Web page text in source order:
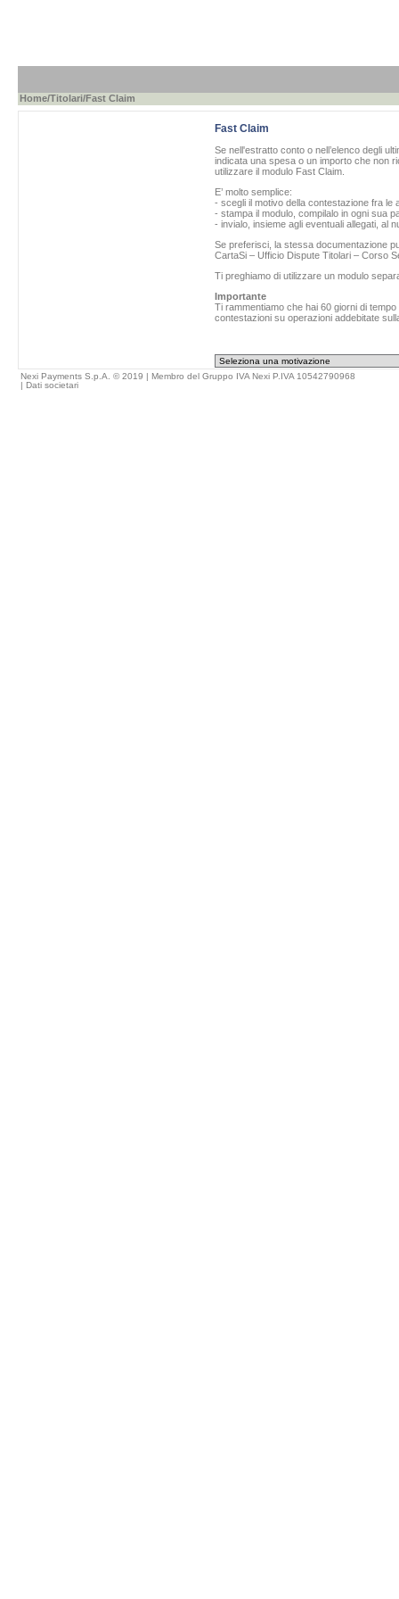
Home/Titolari/Fast Claim
Fast Claim
Se nell'estratto conto o nell’elenco degli
indicata una spesa o un importo che non
utilizzare il modulo Fast Claim.
E’ molto semplice:
- scegli il motivo della contestazione fra le
- stampa il modulo, compilalo in ogni sua
- invialo, insieme agli eventuali allegati, al
Se preferisci, la stessa documentazione
CartaSi – Ufficio Dispute Titolari – Corso
Ti preghiamo di utilizzare un modulo
Importante
Ti rammentiamo che hai 60 giorni di
contestazioni su operazioni addebitate
Nexi Payments S.p.A. © 2019 | Membro del Gruppo IVA Nexi P.IVA 10542790968
| Dati societari